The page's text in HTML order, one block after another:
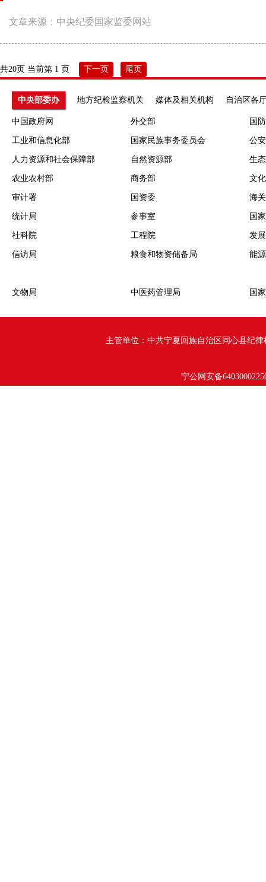
文章来源：中央纪委国家监委网站
共20页 当前第 1 页 下一页 尾页
中央部委办 地方纪检监察机关 媒体及相关机构 自治区各
中国政府网 外交部 国
工业和信息化部 国家民族事务委员会 公
人力资源和社会保障部 自然资源部 生
农业农村部 商务部 文
审计署 国资委 海
统计局 参事室 国
社科院 工程院 发
信访局 粮食和物资储备局 能
文物局 中医药管理局 国
主管单位：中共宁夏回族自治区同心县纪
宁公网安备